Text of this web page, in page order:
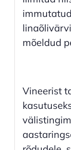
mõeldud
Vineerist